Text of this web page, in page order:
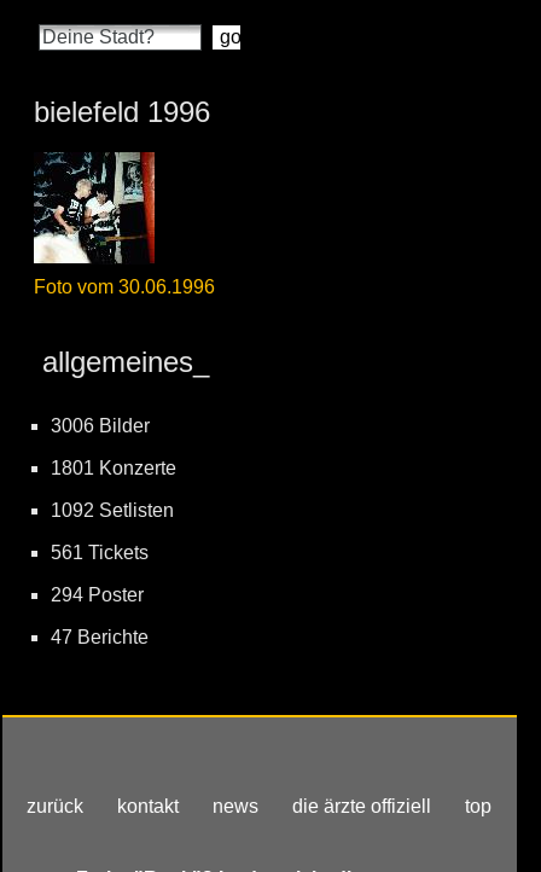
bielefeld 1996
Foto vom 30.06.1996
allgemeines_
3006 Bilder
1801 Konzerte
1092 Setlisten
561 Tickets
294 Poster
47 Berichte
zurück kontakt news die ärzte offiziell top